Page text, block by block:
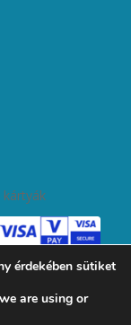
érdekében sütiket
are using or